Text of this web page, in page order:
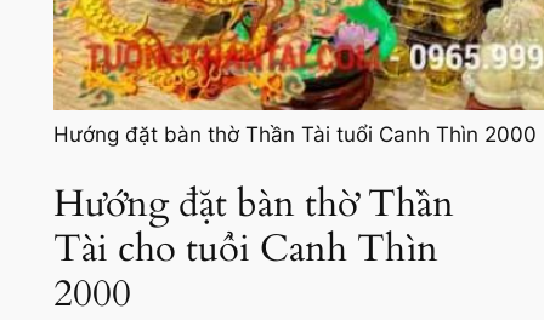
Hướng đặt bàn thờ Thần Tài tuổi Canh Thìn 2000
Hướng đặt bàn thờ Thần
Tài cho tuổi Canh Thìn
2000